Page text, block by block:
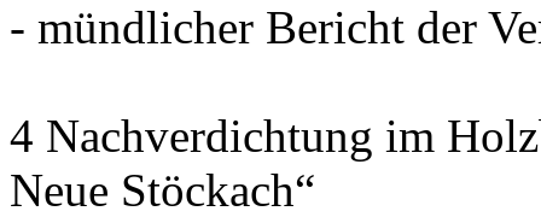
- mündlicher Bericht der
4 Nachverdichtung im
Neue Stöckach“